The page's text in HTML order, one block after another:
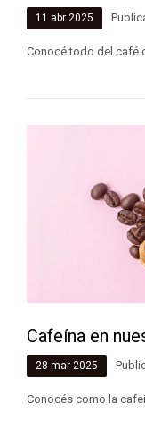
11 abr 2025
Conocé todo del café
Cafeína en
28 mar 2025
Conocés como la